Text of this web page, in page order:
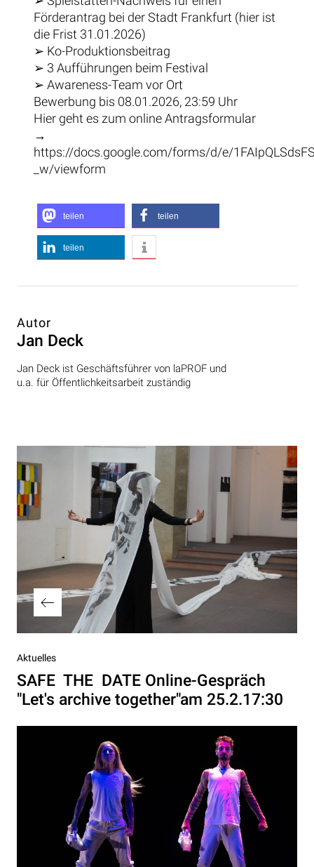
Förderantrag bei der Stadt Frankfurt (hier ist
die Frist 31.01.2026)
➢ Ko-Produktionsbeitrag
➢ 3 Aufführungen beim Festival
➢ Awareness-Team vor Ort
Bewerbung bis 08.01.2026, 23:59 Uhr
Hier geht es zum online Antragsformular
→
https://docs.google.com/forms/d/e/
_w/viewform
teilen teilen
teilen
Autor
Jan Deck
Jan Deck ist Geschäftsführer von laPROF und
u.a. für Öffentlichkeitsarbeit zuständig
Vorheriger
Beitrag
Aktuelles
SAFE THE DATE Online-Gespräch
"Let's archive together"am 25.2.17:30